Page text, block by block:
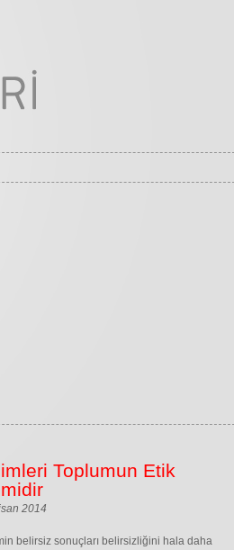
Toplumun Etik
2014
belirsiz sonuçları belirsizliğini hala daha